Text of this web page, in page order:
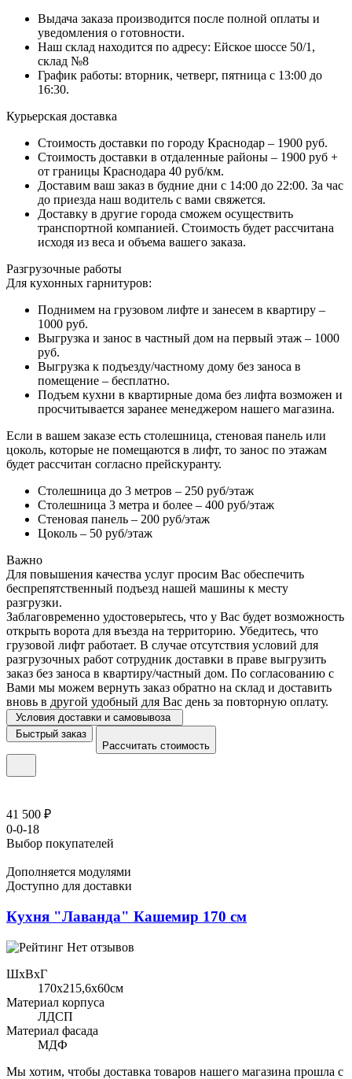
Выдача заказа производится после полной оплаты и
уведомления о готовности.
Наш склад находится по адресу: Ейское шоссе 50/1,
склад №8
График работы: вторник, четверг, пятница с 13:00 до
16:30.
Курьерская доставка
Стоимость доставки по городу Краснодар – 1900 руб.
Стоимость доставки в отдаленные районы – 1900 руб +
от границы Краснодара 40 руб/км.
Доставим ваш заказ в будние дни с 14:00 до 22:00. За час
до приезда наш водитель с вами свяжется.
Доставку в другие города сможем осуществить
транспортной компанией. Стоимость будет рассчитана
исходя из веса и объема вашего заказа.
Разгрузочные работы
Для кухонных гарнитуров:
Поднимем на грузовом лифте и занесем в квартиру –
1000 руб.
Выгрузка и занос в частный дом на первый этаж – 1000
руб.
Выгрузка к подъезду/частному дому без заноса в
помещение – бесплатно.
Подъем кухни в квартирные дома без лифта возможен и
просчитывается заранее менеджером нашего магазина.
Если в вашем заказе есть столешница, стеновая панель или
цоколь, которые не помещаются в лифт, то занос по этажам
будет рассчитан согласно прейскуранту.
Столешница до 3 метров – 250 руб/этаж
Столешница 3 метра и более – 400 руб/этаж
Стеновая панель – 200 руб/этаж
Цоколь – 50 руб/этаж
Важно
Для повышения качества услуг просим Вас обеспечить
беспрепятственный подъезд нашей машины к месту
разгрузки.
Заблаговременно удостоверьтесь, что у Вас будет возможность
открыть ворота для въезда на территорию. Убедитесь, что
грузовой лифт работает. В случае отсутствия условий для
разгрузочных работ сотрудник доставки в праве выгрузить
заказ без заноса в квартиру/частный дом. По согласованию с
Вами мы можем вернуть заказ обратно на склад и доставить
вновь в другой удобный для Вас день за повторную оплату.
Условия доставки и самовывоза
Быстрый заказ
Рассчитать стоимость
41 500 ₽
0-0-18
Выбор покупателей
Дополняется модулями
Доступно для доставки
Кухня "Лаванда" Кашемир 170 см
Нет отзывов
ШхВхГ
170x215,6х60см
Материал корпуса
ЛДСП
Материал фасада
МДФ
Мы хотим, чтобы доставка товаров нашего магазина прошла с